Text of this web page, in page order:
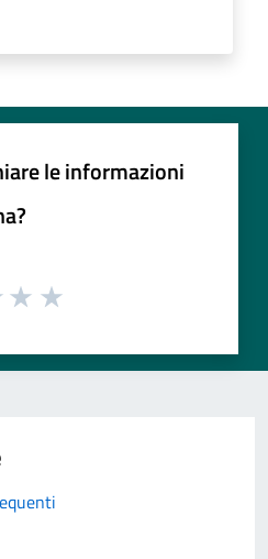
le informazioni